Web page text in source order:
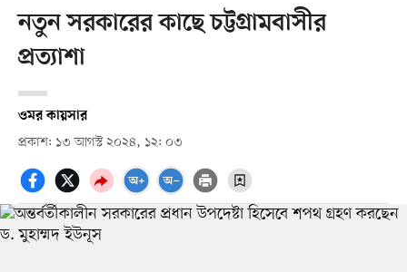
নতুন সরকারের কাছে চট্টগ্রামবাসীর
প্রত্যাশা
ওমর কায়সার
প্রকাশ: ১৩ আগস্ট ২০২৪, ১২: ০৩